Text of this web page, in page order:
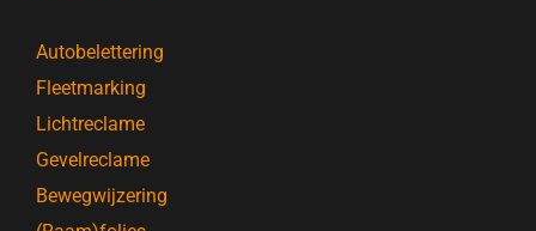
Autobelettering
Fleetmarking
Lichtreclame
Gevelreclame
Bewegwijzering